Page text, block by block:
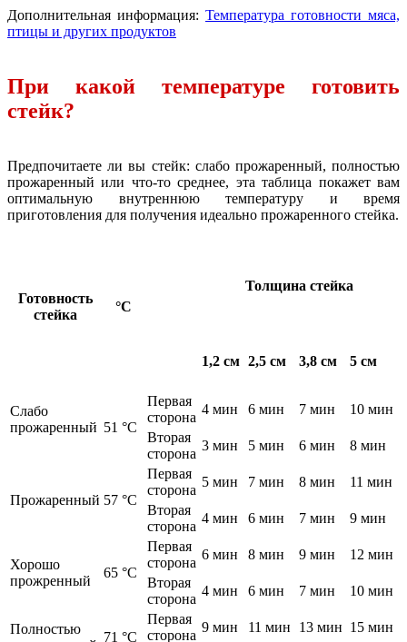
Дополнительная информация: Температура готовности мяса,
птицы и других продуктов
При какой температуре готовить
стейк?
Предпочитаете ли вы стейк: слабо прожаренный, полностью
прожаренный или что-то среднее, эта таблица покажет вам
оптимальную внутреннюю температуру и время
приготовления для получения идеально прожаренного стейка.
Готовность
стейка
°C
Толщина стейка
1,2 см 2,5 см 3,8 см 5 см
Слабо
прожаренный 51 °C
Первая
сторона
4 мин 6 мин 7 мин
10 мин
Вторая
сторона
3 мин 5 мин 6 мин 8 мин
Прожаренный 57 °C
Первая
сторона
5 мин 7 мин 8 мин
11 мин
Вторая
сторона
4 мин 6 мин 7 мин 9 мин
Хорошо
прожренный
65 °C
Первая
сторона
6 мин 8 мин 9 мин
12 мин
Вторая
сторона
4 мин 6 мин 7 мин 10 мин
Полностью
71 °C
Первая
сторона
9 мин 11 мин 13 мин 15 мин